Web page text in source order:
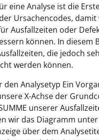
eine Analyse ist die
Ursachencodes, damit
Ausfallzeiten oder
können. In diesem
die jedoch
werden können.
Analysetyp Ein
X-Achse der
unserer
wir das Diagramm
über dem